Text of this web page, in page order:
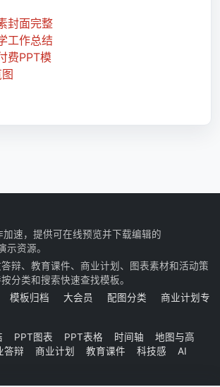
加速，提供可在线预览并下载编辑的
示资源。
辩、教育课件、商业计划、图表素材和活动策
分类和搜索快速查找模板。
模板归档 大会员 配图分类
商业计划专
PPT图表 PPT表格 时间轴
地图与高
答辩 商业计划 教育课件 科技感
AI